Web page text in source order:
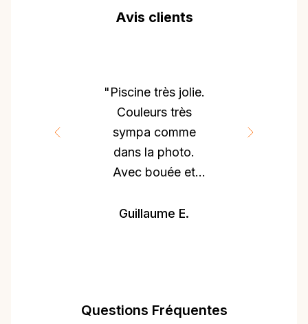
Avis clients
"Piscine très jolie.
Couleurs très
sympa comme
dans la photo.
Avec bouée et
tout à fait correct
Guillaume E.
Questions Fréquentes